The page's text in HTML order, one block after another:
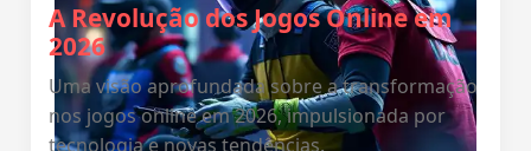
A Revolução dos Jogos Online em
2026
Uma visão aprofundada sobre a transformação
nos jogos online em 2026, impulsionada por
tecnologia e novas tendências.